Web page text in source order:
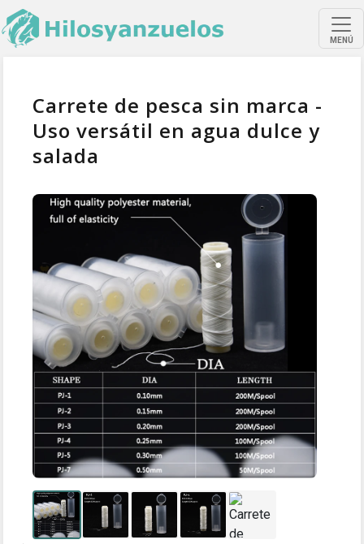
MENÚ
Carrete de pesca sin marca -
Uso versátil en agua dulce y
salada